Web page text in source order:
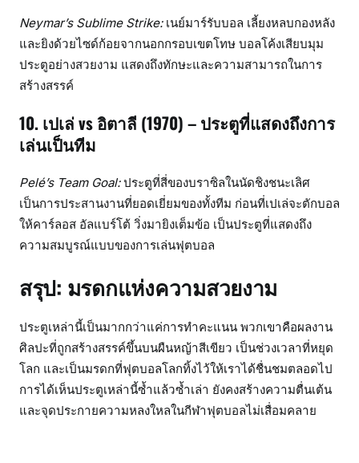
Neymar’s Sublime Strike:เนย์มาร์รับบอล เลี้ยงหลบกองหลัง
และยิงด้วยไซด์ก้อยจากนอกกรอบเขตโทษ บอลโค้งเสียบมุม
ประตูอย่างสวยงาม แสดงถึงทักษะและความสามารถในการ
สร้างสรรค์
10. เปเล่ vs อิตาลี (1970) – ประตูที่แสดงถึงการ
เล่นเป็นทีม
Pelé’s Team Goal:ประตูที่สี่ของบราซิลในนัดชิงชนะเลิศ
เป็นการประสานงานที่ยอดเยี่ยมของทั้งทีม ก่อนที่เปเล่จะตักบอล
ให้คาร์ลอส อัลแบร์โต้ วิ่งมายิงเต็มข้อ เป็นประตูที่แสดงถึง
ความสมบูรณ์แบบของการเล่นฟุตบอล
สรุป: มรดกแห่งความสวยงาม
ประตูเหล่านี้เป็นมากกว่าแค่การทำคะแนน พวกเขาคือผลงาน
ศิลปะที่ถูกสร้างสรรค์ขึ้นบนผืนหญ้าสีเขียว เป็นช่วงเวลาที่หยุด
โลก และเป็นมรดกที่ฟุตบอลโลกทิ้งไว้ให้เราได้ชื่นชมตลอดไป
การได้เห็นประตูเหล่านี้ซ้ำแล้วซ้ำเล่า ยังคงสร้างความตื่นเต้น
และจุดประกายความหลงใหลในกีฬาฟุตบอลไม่เสื่อมคลาย